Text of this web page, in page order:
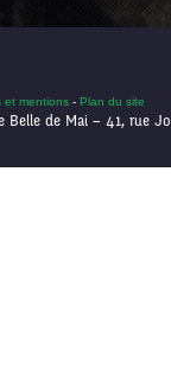
et mentions - Plan du site
Belle de Mai – 41, rue